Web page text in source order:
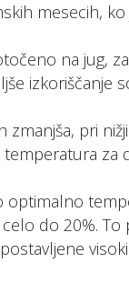
mesecih,
na jug,
izkoriščanje
pri
za
do 20%.